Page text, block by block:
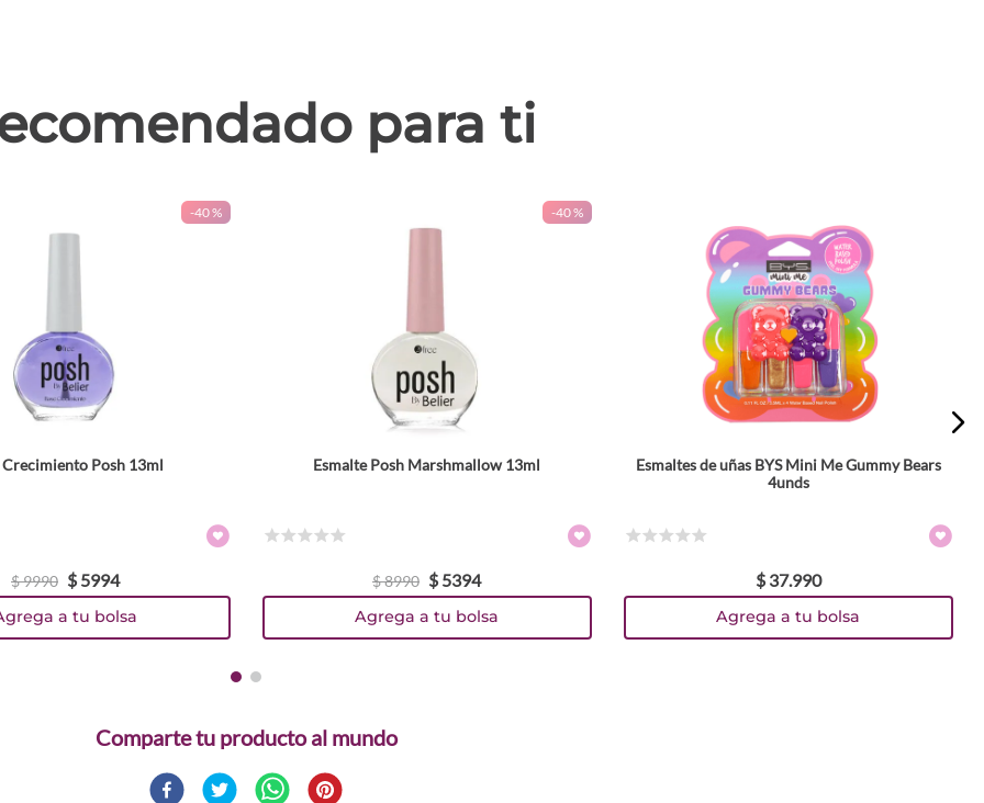
para ti
-40 %
Crecimiento Posh 13ml
$9990 $ 5994
a tu bolsa
-40 %
Esmalte Posh Marshmallow 13ml
$8990 $ 5394
Agrega a tu bolsa
Esmaltes de uñas BYS Mini Me Gummy Bears
4unds
$ 37.990
Agrega a tu bolsa
Comparte